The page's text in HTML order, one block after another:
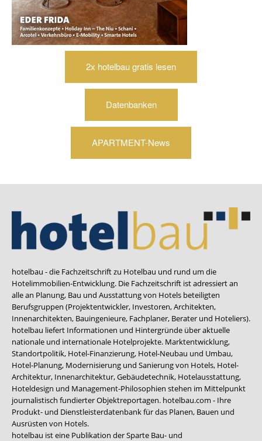
2x hotelbau gratis lesen
Datenbanken
APARTMENT-News
hotelbau - die Fachzeitschrift zu Hotelbau und rund um die
Hotelimmobilien-Entwicklung. Die Fachzeitschrift ist adressiert an
alle an Planung, Bau und Ausstattung von Hotels beteiligten
Berufsgruppen (Projektentwickler, Investoren, Architekten,
Innenarchitekten, Bauingenieure, Fachplaner, Berater und Hoteliers).
hotelbau liefert Informationen und Hintergründe über aktuelle
nationale und internationale Hotelprojekte. Marktentwicklung,
Standortpolitik, Hotel-Finanzierung, Hotel-Neubau und Umbau,
Hotel-Planung, Modernisierung und Sanierung von Hotels, Hotel-
Architektur, Innenarchitektur, Gebäudetechnik, Hotelausstattung,
Hoteldesign und Management-Philosophien stehen im Mittelpunkt
journalistisch fundierter Objektreportagen. hotelbau.com - Ihre
Produkt- und Dienstleisterdatenbank für das Planen, Bauen und
Ausrüsten von Hotels.
hotelbau ist eine Publikation der Sparte Bau- und